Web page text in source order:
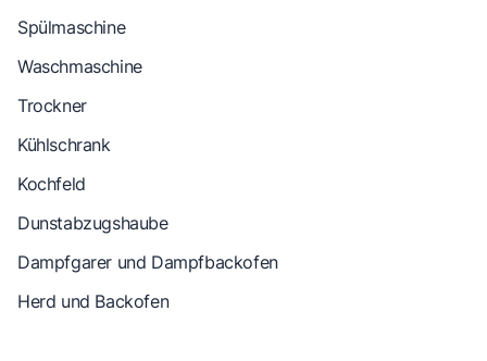
Spülmaschine
Waschmaschine
Trockner
Kühlschrank
Kochfeld
Dunstabzugshaube
Dampfgarer und Dampfbackofen
Herd und Backofen